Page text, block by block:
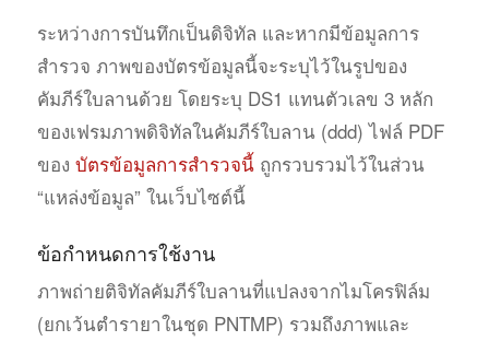
ระหว่างการบันทึกเป็นดิจิทัล และหากมีข้อมูลการ
สำรวจ ภาพของบัตรข้อมูลนี้จะระบุไว้ในรูปของ
คัมภีร์ใบลานด้วย โดยระบุ DS1 แทนตัวเลข 3 หลัก
ของเฟรมภาพดิจิทัลในคัมภีร์ใบลาน (ddd) ไฟล์ PDF
ของ บัตรข้อมูลการสำรวจนี้ถูกรวบรวมไว้ในส่วน
“แหล่งข้อมูล” ในเว็บไซต์นี้
ข้อกำหนดการใช้งาน
ภาพถ่ายติจิทัลคัมภีร์ใบลานที่แปลงจากไมโครฟิล์ม
(ยกเว้นตำรายาในชุด PNTMP) รวมถึงภาพและ